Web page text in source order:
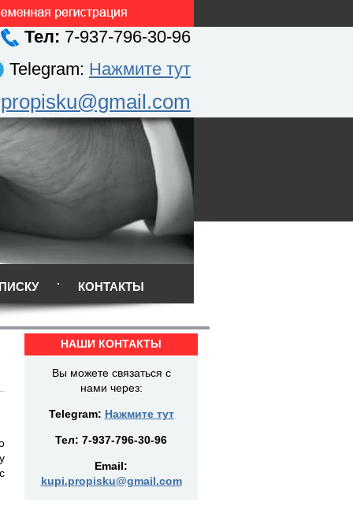
Тел: 7-937-796-30-96
Telegram: Нажмите тут
КОНТАКТЫ
НАШИ КОНТАКТЫ
Вы можете связаться с
нами через:
Telegram: Нажмите тут
Тел: 7-937-796-30-96
Email:
kupi.propisku@gmail.com